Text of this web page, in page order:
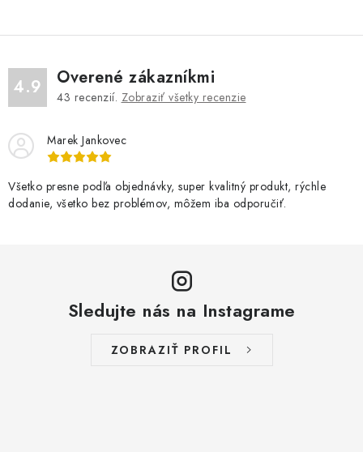
4.9 Overené zákazníkmi
43 recenzií. Zobraziť všetky recenzie
Marek Jankovec
Všetko presne podľa objednávky, super kvalitný produkt, rýchle
dodanie, všetko bez problémov, môžem iba odporučiť.
Sledujte nás na Instagrame
ZOBRAZIŤ PROFIL